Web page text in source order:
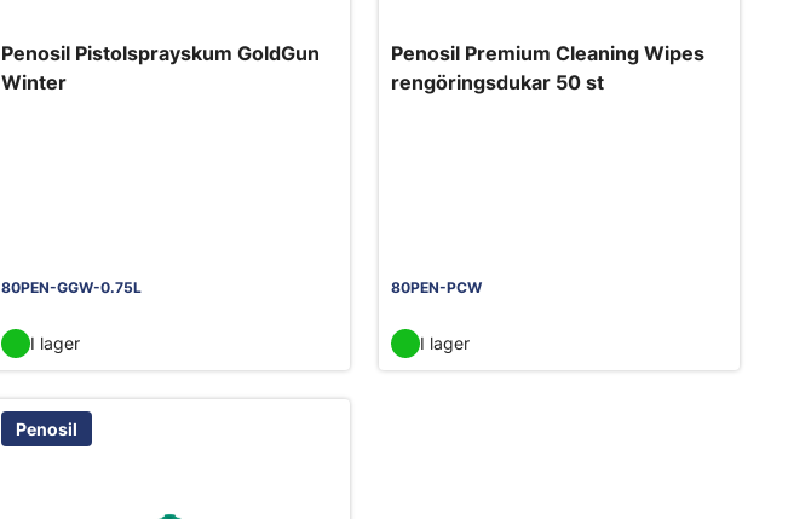
Penosil Pistolsprayskum GoldGun
Winter
80PEN-GGW-0.75L
I lager
Penosil Premium Cleaning Wipes
rengöringsdukar 50 st
80PEN-PCW
I lager
Penosil